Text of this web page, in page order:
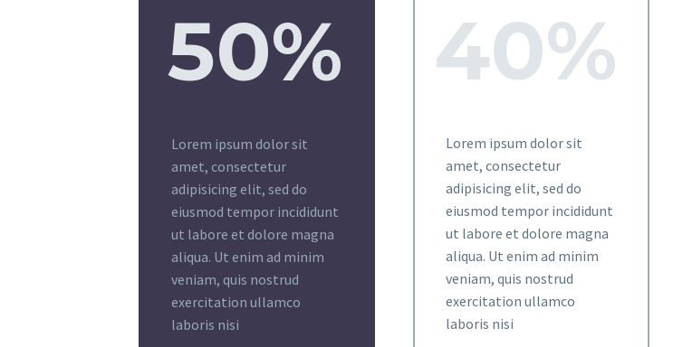
40%
Lorem ipsum dolor sit
amet, consectetur
adipisicing elit, sed do
eiusmod tempor incididunt
ut labore et dolore magna
aliqua. Ut enim ad minim
veniam, quis nostrud
exercitation ullamco
laboris nisi
50%
Lorem ipsum dolor sit
amet, consectetur
adipisicing elit, sed do
eiusmod tempor incididunt
ut labore et dolore magna
aliqua. Ut enim ad minim
veniam, quis nostrud
exercitation ullamco
laboris nisi